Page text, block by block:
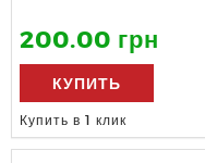
200.00 грн
КУПИТЬ
Купить в 1 клик